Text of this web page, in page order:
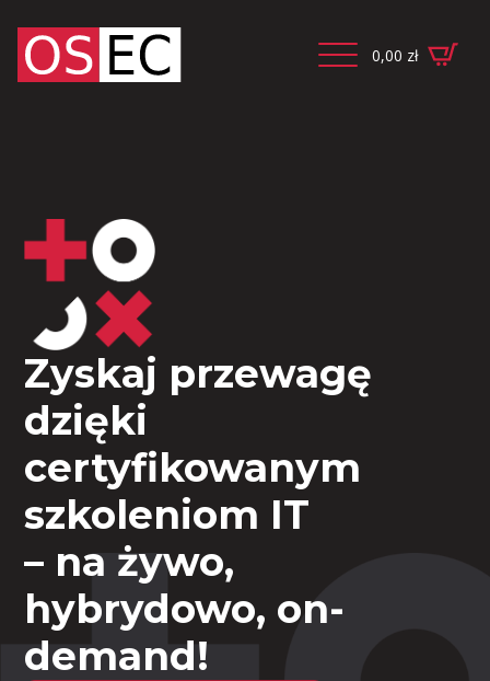
0,00 zł
Zyskaj przewagę
dzięki
certyfikowanym
szkoleniom IT
– na żywo,
hybrydowo, on-
demand!